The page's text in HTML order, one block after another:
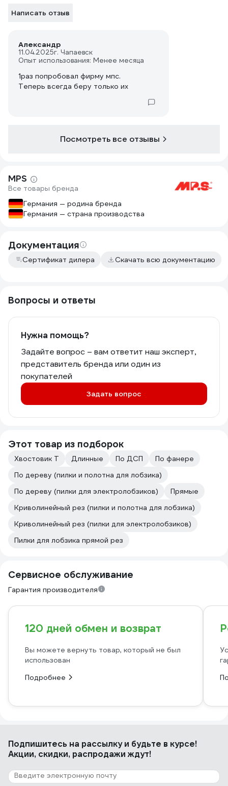
Написать отзыв
Александр
11.04.2025г. Чапаевск
Опыт использования: Менее месяца
1раз попробовал фирму мпс.
Теперь всегда беру только их
Посмотреть все отзывы
MPS
Все товары бренда
Германия — родина бренда
Германия — страна производства
Документация
Сертификат дилера Скачать всю документацию
Вопросы и ответы
Нужна помощь?
Задайте вопрос – вам ответит наш эксперт,
представитель бренда или один из
покупателей
Задать вопрос
Этот товар из подборок
Хвостовик Т Длинные По ДСП
По фанере
По дереву (пилки и полотна для лобзика)
По дереву (пилки для электролобзиков)
Прямые
Криволинейный рез (пилки и полотна для лобзика)
Криволинейный рез (пилки для электролобзиков)
Пилки для лобзика прямой рез
Сервисное обслуживание
Гарантия производителя
120 дней обмен и возврат
Вы можете вернуть товар, который не был
использован
Подробнее
Подпишитесь на рассылкуи будьте в курсе!
Акции, скидки, распродажи ждут!